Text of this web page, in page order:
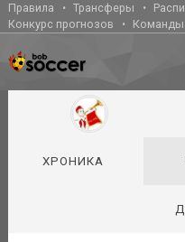
Правила Трансферы
Конкурс прогнозов
Команды
ХРОНИКА